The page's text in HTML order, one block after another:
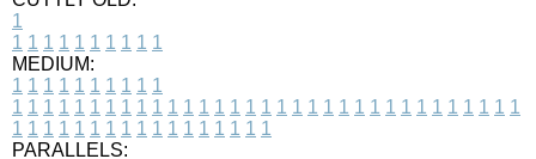
1
1 1 1 1 1 1 1 1 1 1
MEDIUM:
1 1 1 1 1 1 1 1 1 1
1 1 1 1 1 1 1 1 1 1 1 1 1 1 1 1 1 1 1 1 1 1 1 1 1 1 1 1 1 1 1 1 1
1 1 1 1 1 1 1 1 1 1 1 1 1 1 1 1 1
PARALLELS: